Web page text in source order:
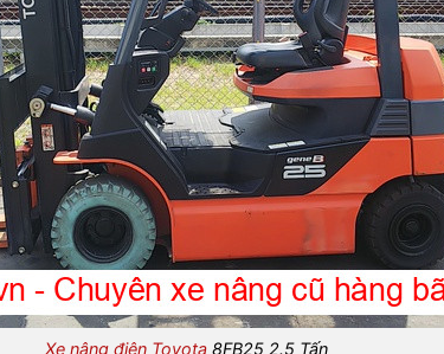
Xe nâng điện Toyota8FB25 2.5 Tấn